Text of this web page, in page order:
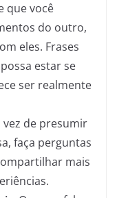
que você
do outro,
eles. Frases
estar se
ser realmente
vez de presumir
faça perguntas
mais